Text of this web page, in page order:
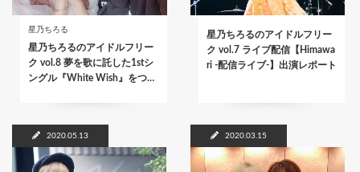
星乃ちろる
星乃ちろるのアイドルフリー
ク vol.8 夢を歌に託した1stシ
ングル『White Wish』をつ…
星乃ちろるのアイドルフリー
ク vol.7 ライブ配信【Himawa
ri -配信ライブ-】出演レポート
2020.05.13 2020.03.15